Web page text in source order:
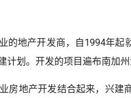
地产开发商，自1994年起
计划。开发的项目遍布南加
地产开发结合起来，兴建